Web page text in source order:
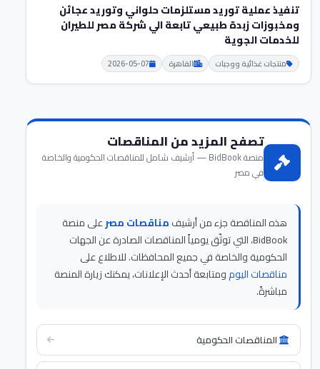
تنفيذ عملية توريد مستلزمات حلواني وتوريد عجائن
ومخبوزات زبدة طبيعي تابعة الي شركة مصر للطيران
للخدمات الجوية
منتجات غذائية ووجبات القاهرة 2026-05-07
تصفح المزيد من المناقصات
منصة BidBook — أرشيف شامل للمناقصات الحكومية والخاصة
في مصر
هذه المناقصة جزء من أرشيفمناقصات مصرعلى منصة
BidBook، التي توثّق يومياً المناقصات الصادرة عن الجهات
الحكومية والخاصة في جميع المحافظات. للاطلاع على
مناقصات اليومومتابعة أحدث الإعلانات، يمكنك زيارة المنصة
مباشرةً.
المناقصات الحكومية